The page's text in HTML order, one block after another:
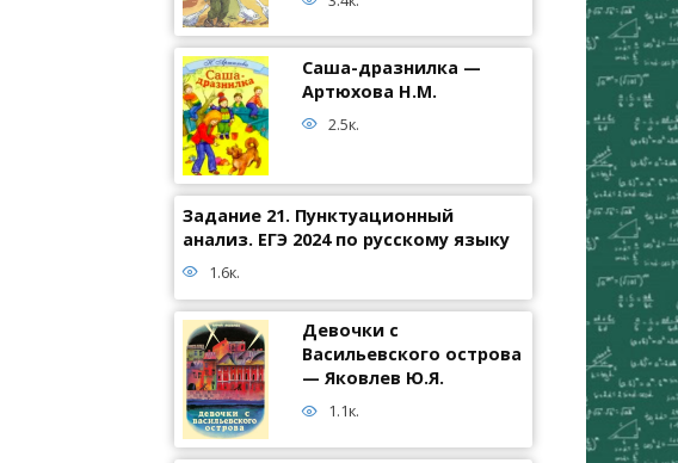
Саша-дразнилка —
Артюхова Н.М.
2.5к.
Задание 21. Пунктуационный
анализ. ЕГЭ 2024 по русскому языку
1.6к.
Девочки с
Васильевского острова
— Яковлев Ю.Я.
1.1к.